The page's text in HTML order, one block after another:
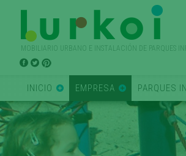
MOBILIARIO URBANO E INSTALACIÓN DE PARQUES
INICIO EMPRESA PARQUES